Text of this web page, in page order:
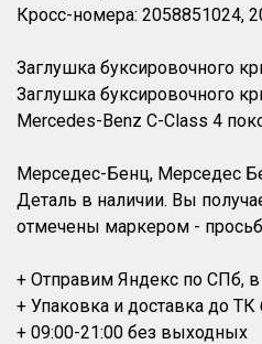
Кросс-номера: 2058851024,
Заглушка буксировочного
Заглушка буксировочного
Mercedes-Benz C-Class 4
Мерседес-Бенц, Мерседес
Деталь в наличии. Вы
отмечены маркером -
+ Отправим Яндекс по СПб,
+ Упаковка и доставка до ТК
+ 09:00-21:00 без выходных